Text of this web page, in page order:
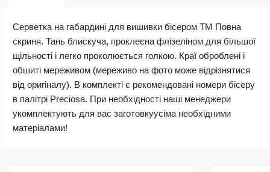
Серветка на габардині для вишивки бісером ТМ Повна
скриня. Тань блискуча, проклеєна флізеліном для більшої
щільності і легко проколюється голкою. Краї оброблені і
обшиті мереживом (мереживо на фото може відрізнятися
від оригіналу). В комплекті є рекомендовані номери бісеру
в палітрі Preciosa. При необхідності наші менеджери
укомплектують для вас заготовкуусіма необхідними
матеріалами!